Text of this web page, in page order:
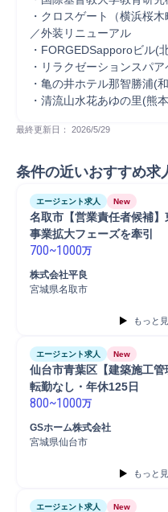
・クロスゲート（横浜桜
／外装リニューアル
・FORGEDSapporoビル(
・リラクゼーションスパ
・亀の井ホテル那智勝浦(
・清流山水花あゆの里(熊
最終更新日： 2026/5/29
条件の近いおすすめ求
エージェント求人 New
名取市【営業責任者候補
事業拡大フェーズを牽引
700~1000万
株式会社平良
宮城県名取市
もっと
エージェント求人 New
仙台市青葉区【建築施工管
転勤なし・年休125日
800~1000万
GSホーム株式会社
宮城県仙台市
もっと
エージェント求人 New